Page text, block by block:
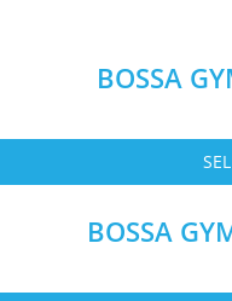
BOSSA
BOSSA